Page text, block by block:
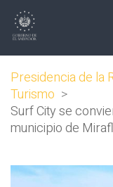
Presidencia de la
Turismo >
Surf City se
municipio de